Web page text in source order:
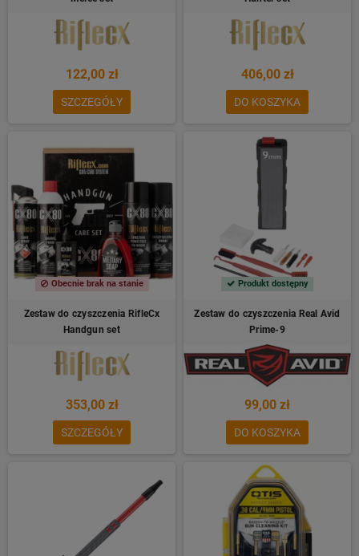
122,00 zł
SZCZEGÓŁY
406,00 zł
DO KOSZYKA
Obecnie brak na stanie
Zestaw do czyszczenia RifleCx
Handgun set
353,00 zł
SZCZEGÓŁY
Produkt dostępny
Zestaw do czyszczenia Real Avid
Prime-9
99,00 zł
DO KOSZYKA